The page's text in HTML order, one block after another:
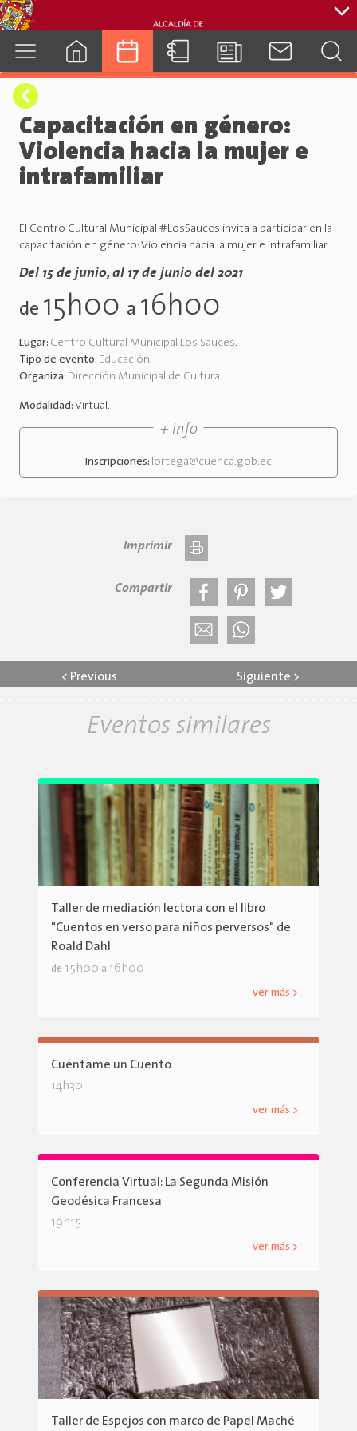
Capacitación en género:
Violencia hacia la mujer e
intrafamiliar
El Centro Cultural Municipal #LosSauces invita a participar en la
capacitación en género: Violencia hacia la mujer e intrafamiliar.
Del 15 de junio, al 17 de junio del 2021
de 15h00 a 16h00
Lugar: Centro Cultural Municipal Los Sauces.
Tipo de evento: Educación.
Organiza: Dirección Municipal de Cultura.
Modalidad: Virtual.
+ info
Inscripciones: lortega@cuenca.gob.ec
Imprimir
Compartir
< Previous Siguiente >
Eventos similares
Taller de mediación lectora con el libro
"Cuentos en verso para niños perversos" de
Roald Dahl
de 15h00 a 16h00
ver más >
Cuéntame un Cuento
14h30
ver más >
Conferencia Virtual: La Segunda Misión
Geodésica Francesa
19h15
ver más >
Taller de Espejos con marco de Papel Maché